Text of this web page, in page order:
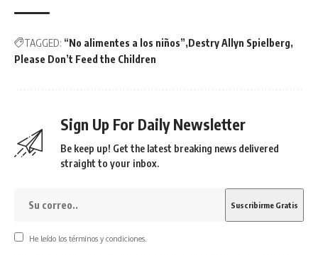
TAGGED: “No alimentes a los niños” Destry Allyn Spielberg
Please Don’t Feed the Children
Sign Up For Daily Newsletter
Be keep up! Get the latest breaking news delivered
straight to your inbox.
He leído los términos y condiciones.